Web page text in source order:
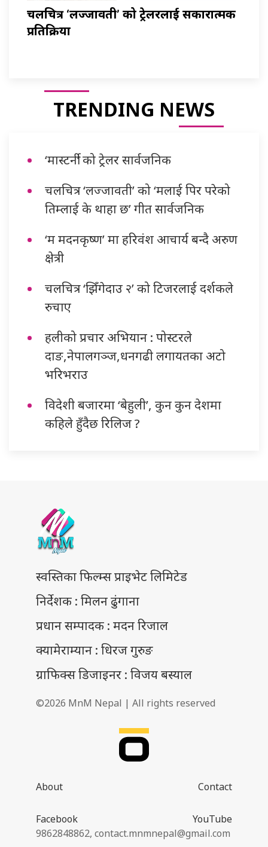
चलचित्र ‘लज्जावती’ को ट्रेलरलाई सकारात्मक
प्रतिक्रिया
TRENDING NEWS
‘मास्टर्नी’ को ट्रेलर सार्वजनिक
चलचित्र ‘लज्जावती’ को ‘मलाई पिर परेको
तिम्लाई के थाहा छ’ गीत सार्वजनिक
‘म मदनकृष्ण’ मा हरिवंश आचार्य बन्दै अरुण
क्षेत्री
चलचित्र ‘झिँगेदाउ २’ को टिजरलाई दर्शकले
रुचाए
हलीको प्रचार अभियान : पोस्टरले
दाङ,नेपालगञ्ज,धनगढी लगायतका अटो
भरिभराउ
विदेशी बजारमा ‘बेहुली’, कुन कुन देशमा
कहिले हुँदैछ रिलिज ?
स्वस्तिका फिल्म्स प्राइभेट लिमिटेड
निर्देशक : मिलन ढुंगाना
प्रधान सम्पादक : मदन रिजाल
क्यामेराम्यान : धिरज गुरुङ
ग्राफिक्स डिजाइनर : विजय बस्याल
©2026 MnM Nepal | All rights reserved
About Contact
Facebook
YouTube
9862848862, contact.mnmnepal@gmail.com